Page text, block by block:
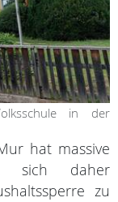
in der
hat massive
sich daher
zu